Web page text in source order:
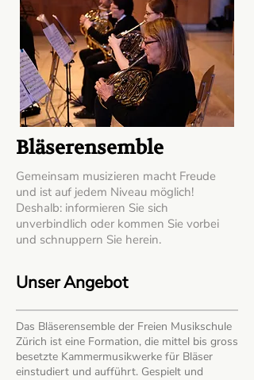
Bläserensemble
Gemeinsam musizieren macht Freude
und ist auf jedem Niveau möglich!
Deshalb: informieren Sie sich
unverbindlich oder kommen Sie vorbei
und schnuppern Sie herein.
Unser Angebot
Das Bläserensemble der Freien Musikschule
Zürich ist eine Formation, die mittel bis gross
besetzte Kammermusikwerke für Bläser
einstudiert und aufführt. Gespielt und